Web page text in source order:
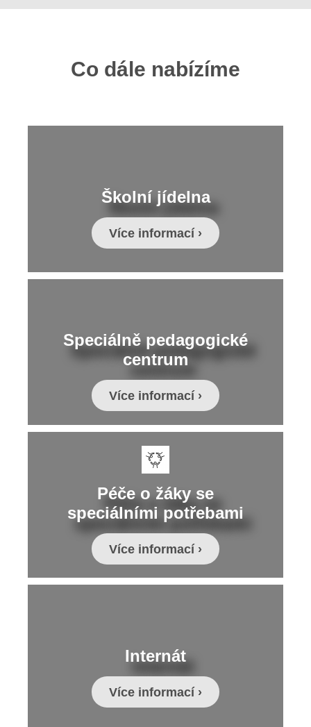
Co dále nabízíme
Školní jídelna
Více informací ›
Speciálně pedagogické
centrum
Více informací ›
Péče o žáky se
speciálními potřebami
Více informací ›
Internát
Více informací ›